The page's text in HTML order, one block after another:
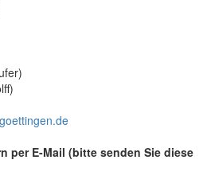
per E-Mail (bitte senden Sie diese